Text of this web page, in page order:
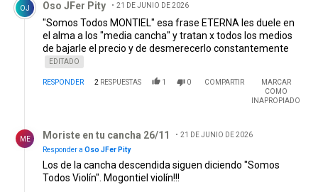
OJ Oso JFer Pity 21 DE JUNIO DE 2026
"Somos Todos MONTIEL" esa frase ETERNA les duele en
el alma a los "media cancha" y tratan x todos los medios
de bajarle el precio y de desmerecerlo constantemente
EDITADO
RESPONDER 2 RESPUESTAS 1 0 COMPARTIR
MARCAR
COMO
INAPROPIADO
ME Moriste en tu cancha 26/11
21 DE JUNIO DE 2026
Responder a Oso JFer Pity
Los de la cancha descendida siguen diciendo "Somos
Todos Violín". Mogontiel violín!!!